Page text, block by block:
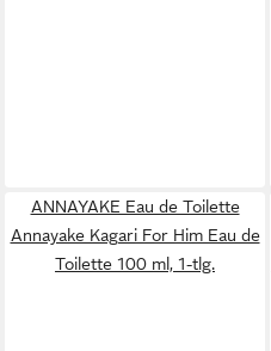
ANNAYAKE Eau de Toilette
Annayake Kagari For Him Eau de
Toilette 100 ml, 1-tlg.